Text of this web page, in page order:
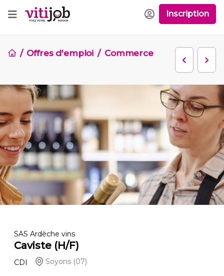
Inscription
Offres d'emploi Commerce
SAS Ardèche vins
Caviste (H/F)
CDI Soyons (07)